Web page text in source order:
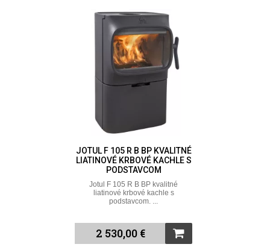
JOTUL F 105 R B BP KVALITNÉ
LIATINOVÉ KRBOVÉ KACHLE S
PODSTAVCOM
Jotul F 105 R B BP kvalitné
liatinové krbové kachle s
podstavcom. ...
2 530,00 €